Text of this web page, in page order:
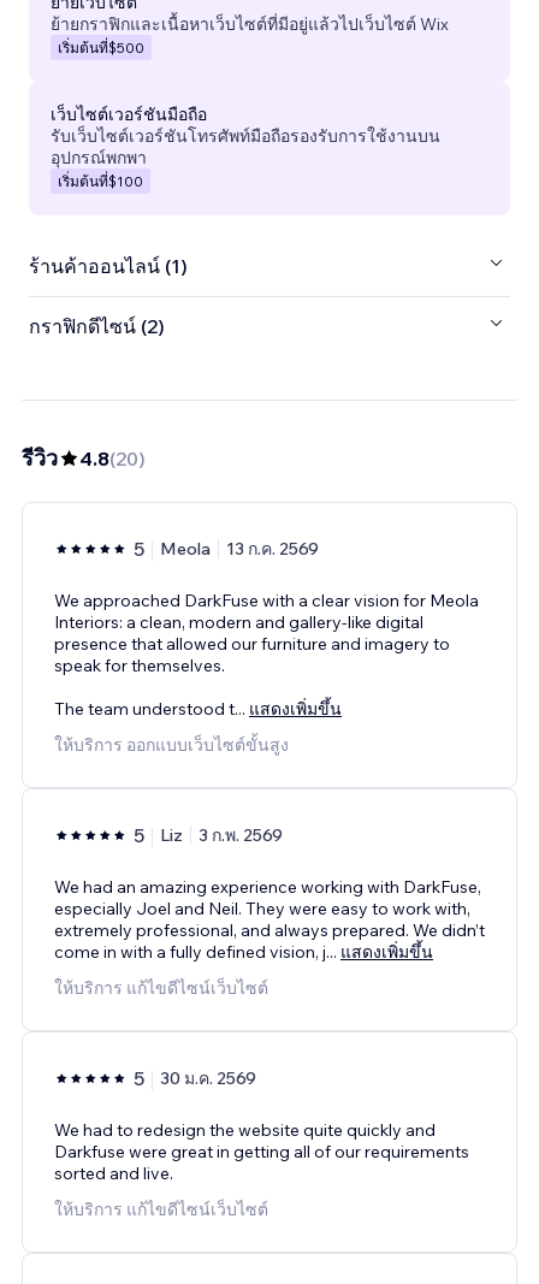
ย้ายกราฟิกและเนื้อหาเว็บไซต์ที่มีอยู่แล้วไปเว็บไซต์ Wix
เริ่มต้นที่$500
เว็บไซต์เวอร์ชันมือถือ
รับเว็บไซต์เวอร์ชันโทรศัพท์มือถือรองรับการใช้งานบน
อุปกรณ์พกพา
เริ่มต้นที่$100
ร้านค้าออนไลน์ (1)
กราฟิกดีไซน์ (2)
รีวิว 4.8(20)
5 Meola 13 ก.ค. 2569
We approached DarkFuse with a clear vision for Meola
Interiors: a clean, modern and gallery-like digital
presence that allowed our furniture and imagery to
speak for themselves.
The team understood t... แสดงเพิ่มขึ้น
ให้บริการ ออกแบบเว็บไซต์ขั้นสูง
5 Liz 3 ก.พ. 2569
We had an amazing experience working with DarkFuse,
especially Joel and Neil. They were easy to work with,
extremely professional, and always prepared. We didn’t
come in with a fully defined vision, j... แสดงเพิ่มขึ้น
ให้บริการ แก้ไขดีไซน์เว็บไซต์
5 30 ม.ค. 2569
We had to redesign the website quite quickly and
Darkfuse were great in getting all of our requirements
sorted and live.
ให้บริการ แก้ไขดีไซน์เว็บไซต์